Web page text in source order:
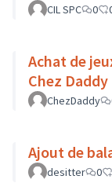
CIL SPC 0
Achat de
Chez Daddy
ChezDaddy
Ajout de
desitter 0